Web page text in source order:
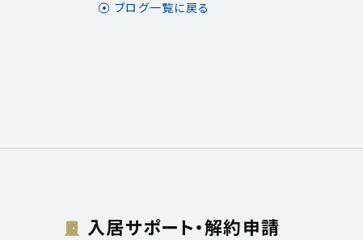
ブログ一覧に戻る
入居サポート・解約申請